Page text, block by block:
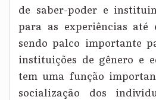
de saber-poder e
para as experiências até
sendo palco importante
instituições de gênero e
tem uma função
socialização dos